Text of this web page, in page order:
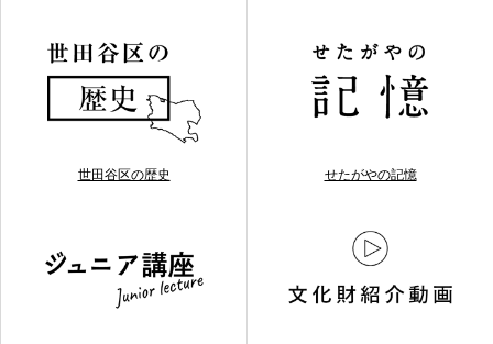
世田谷区の歴史 せたがやの記憶